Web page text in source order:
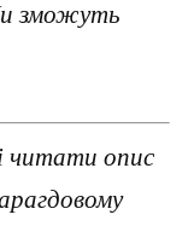
зможуть
читати опис